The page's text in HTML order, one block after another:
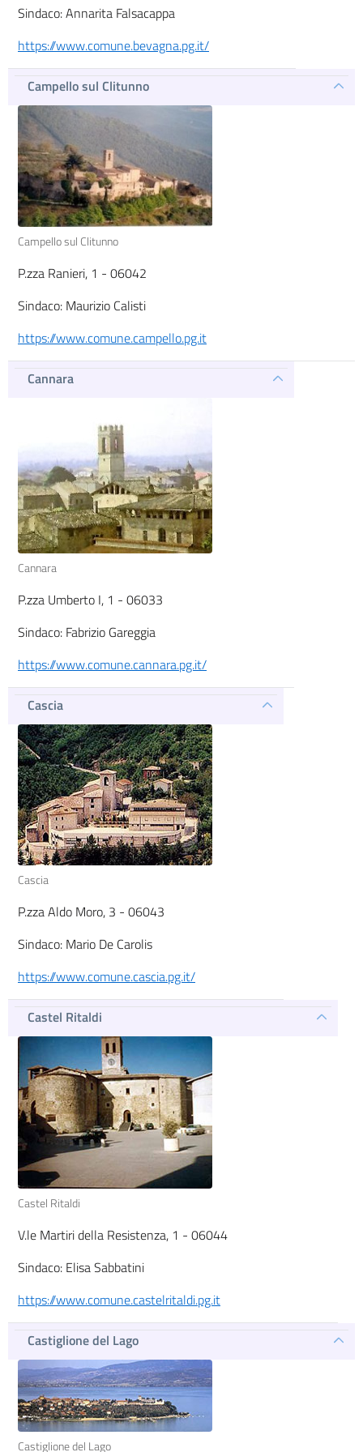
Sindaco: Annarita Falsacappa
https://www.comune.bevagna.pg.it/
Campello sul Clitunno
Campello sul Clitunno
P.zza Ranieri, 1 - 06042
Sindaco: Maurizio Calisti
https://www.comune.campello.pg.it
Cannara
Cannara
P.zza Umberto I, 1 - 06033
Sindaco: Fabrizio Gareggia
https://www.comune.cannara.pg.it/
Cascia
Cascia
P.zza Aldo Moro, 3 - 06043
Sindaco: Mario De Carolis
https://www.comune.cascia.pg.it/
Castel Ritaldi
Castel Ritaldi
V.le Martiri della Resistenza, 1 - 06044
Sindaco: Elisa Sabbatini
https://www.comune.castelritaldi.pg.it
Castiglione del Lago
Castiglione del Lago